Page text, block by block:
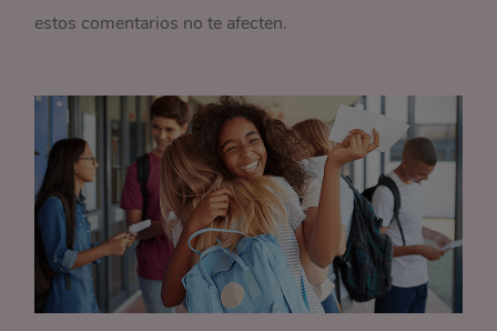
estos comentarios no te afecten.